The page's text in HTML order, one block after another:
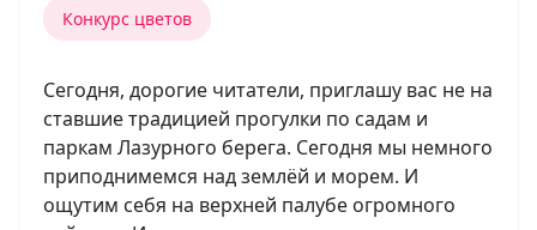
Конкурс цветов
Сегодня, дорогие читатели, приглашу вас не на
ставшие традицией прогулки по садам и
паркам Лазурного берега. Сегодня мы немного
приподнимемся над землёй и морем. И
ощутим себя на верхней палубе огромного